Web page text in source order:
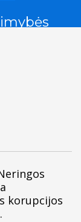
korupcijos